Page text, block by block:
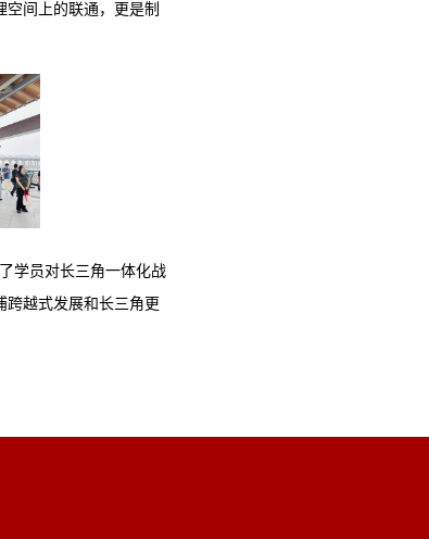
间上的联通，更是制
学员对长三角一体化战
跨越式发展和长三角更